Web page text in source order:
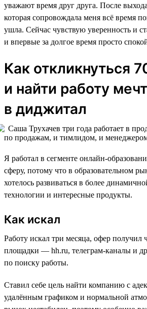
уважают время друг друга. После
которая сопровождала меня всё время
ушла. Сейчас чувствую уверенность и
и впервые за долгое время просто
Как откликнуться
и найти работу
в диджитал
Я работал в сегменте онлайн-
сферу, потому что в образовательном
хотелось развиваться в более
технологии и интересные продукты.
Как искал
Работу искал три месяца, офер получил
площадки — hh.ru, телеграм-каналы и
по поиску работы.
Ставил себе цель найти компанию с
удалённым графиком и нормальной